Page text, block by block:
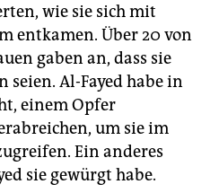
wie sie sich mit
entkamen. Über 20 von
gaben an, dass sie
seien. Al-Fayed habe in
einem Opfer
um sie im
Ein anderes
sie gewürgt habe.